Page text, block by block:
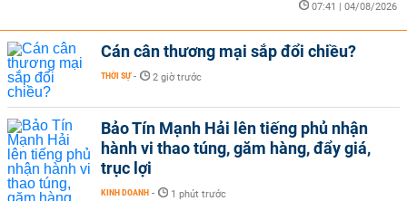
07:41 | 04/08/2026
Cán cân thương mại sắp đổi chiều?
THỜI SỰ - 2 giờ trước
Bảo Tín Mạnh Hải lên tiếng phủ nhận
hành vi thao túng, găm hàng, đẩy giá,
trục lợi
KINH DOANH - 1 phút trước